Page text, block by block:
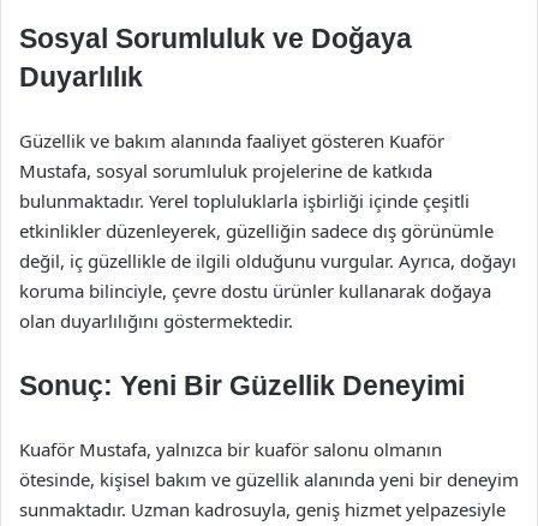
Sosyal Sorumluluk ve Doğaya
Duyarlılık
Güzellik ve bakım alanında faaliyet gösteren Kuaför
Mustafa, sosyal sorumluluk projelerine de katkıda
bulunmaktadır. Yerel topluluklarla işbirliği içinde çeşitli
etkinlikler düzenleyerek, güzelliğin sadece dış görünümle
değil, iç güzellikle de ilgili olduğunu vurgular. Ayrıca, doğayı
koruma bilinciyle, çevre dostu ürünler kullanarak doğaya
olan duyarlılığını göstermektedir.
Sonuç: Yeni Bir Güzellik Deneyimi
Kuaför Mustafa, yalnızca bir kuaför salonu olmanın
ötesinde, kişisel bakım ve güzellik alanında yeni bir deneyim
sunmaktadır. Uzman kadrosuyla, geniş hizmet yelpazesiyle